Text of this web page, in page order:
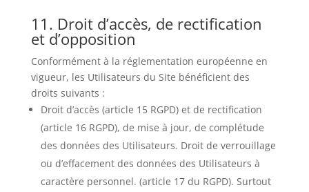
11. Droit d’accès, de rectification
et d’opposition
Conformément à la réglementation européenne en
vigueur, les Utilisateurs du Site bénéficient des
droits suivants :
Droit d’accès (article 15 RGPD) et de rectification
(article 16 RGPD), de mise à jour, de complétude
des données des Utilisateurs. Droit de verrouillage
ou d’effacement des données des Utilisateurs à
caractère personnel. (article 17 du RGPD). Surtout